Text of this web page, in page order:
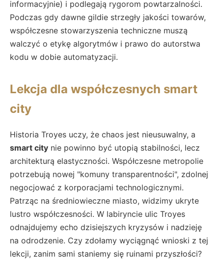
informacyjnie) i podlegają rygorom powtarzalności.
Podczas gdy dawne gildie strzegły jakości towarów,
współczesne stowarzyszenia techniczne muszą
walczyć o etykę algorytmów i prawo do autorstwa
kodu w dobie automatyzacji.
Lekcja dla współczesnych smart
city
Historia Troyes uczy, że chaos jest nieusuwalny, a
smart city nie powinno być utopią stabilności, lecz
architekturą elastyczności. Współczesne metropolie
potrzebują nowej "komuny transparentności", zdolnej
negocjować z korporacjami technologicznymi.
Patrząc na średniowieczne miasto, widzimy ukryte
lustro współczesności. W labiryncie ulic Troyes
odnajdujemy echo dzisiejszych kryzysów i nadzieję
na odrodzenie. Czy zdołamy wyciągnąć wnioski z tej
lekcji, zanim sami staniemy się ruinami przyszłości?